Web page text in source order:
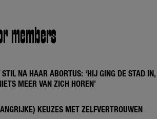
members
NA HAAR ABORTUS: ‘HIJ GING DE STAD IN,
MEER VAN ZICH HOREN’
KEUZES MET ZELFVERTROUWEN